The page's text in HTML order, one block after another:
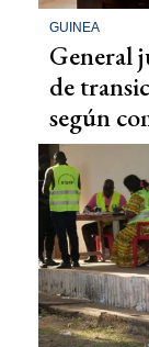
GUINEA
General
de
según